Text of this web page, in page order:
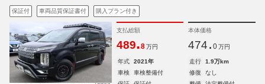
保証付 車両品質保証書付 購入プラン付き
支払総額
489.8 万円
本体価格
474. 0 万円
年式 2021年 走行
1.9万km
車検
車検整備付 修復
なし